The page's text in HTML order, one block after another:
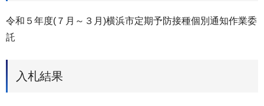
令和５年度(７月～３月)横浜市定期予防接種個別通知作業委
託
入札結果